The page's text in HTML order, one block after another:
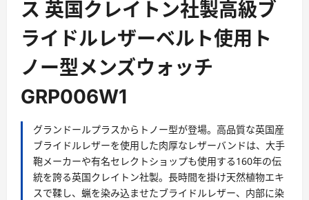
ス 英国クレイトン社製高級ブ
ライドルレザーベルト使用ト
ノー型メンズウォッチ
GRP006W1
グランドールプラスからトノー型が登場。高品質な英国産
ブライドルレザーを使用した肉厚なレザーバンドは、大手
鞄メーカーや有名セレクトショップも使用する160年の伝
統を誇る英国クレイトン社製。長時間を掛け天然植物エキ
スで鞣し、蝋を染み込ませたブライドルレザー、内部に染